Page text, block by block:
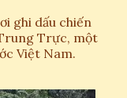
ghi dấu chiến
Trực, một
Việt Nam.